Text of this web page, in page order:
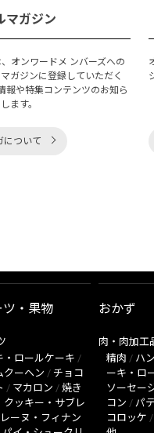
マガジン
オンワードメ ンバーズへの
ガジンに登録していただく
報や特集コンテンツのお知ら
ます。
について
ツ・果物
・ロールケーキ /
クーヘン / チョコ
/ マカロン / 焼き
クッキー・サブレ
ーヌ・フィナン
おかず
肉・肉加工
精肉 / ハ
ーキ・ロ
ソーセー
コン / パ
コロッケ /